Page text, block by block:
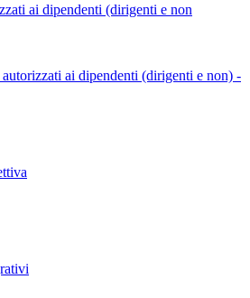
ai dipendenti (dirigenti e non
ai dipendenti (dirigenti e non) -